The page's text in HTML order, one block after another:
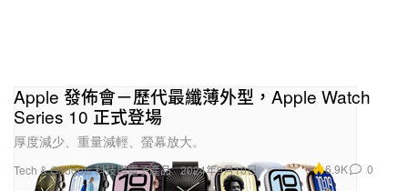
Tech & Gadgets 科技與電子產品
Apple 發佈會－歷代最纖薄外型，Apple Watch
Series 10 正式登場
厚度減少、重量減輕、螢幕放大。
2024年9月10日 6.9K 0